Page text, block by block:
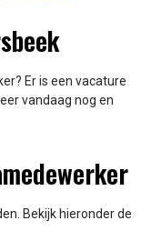
Er is een vacature
vandaag nog en
Bekijk hieronder de